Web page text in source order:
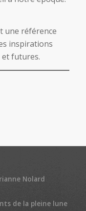
une référence
inspirations
futures.
Nolard
de la pleine lune